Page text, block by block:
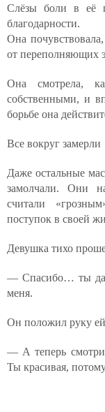
Слёзы боли в её
благодарности.
Она
от переполняющих
Она смотрела,
собственными, и
борьбе она
Все вокруг замерли
Даже остальные
замолчали. Они
считали
поступок в своей
Девушка тихо
— Спасибо… ты
меня.
Он положил руку ей
— А теперь смотри
Ты красивая,